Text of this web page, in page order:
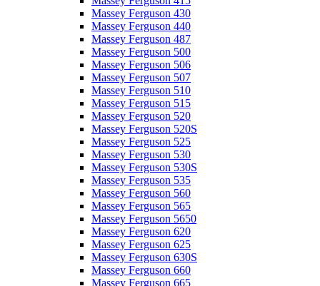
Massey Ferguson 430
Massey Ferguson 440
Massey Ferguson 487
Massey Ferguson 500
Massey Ferguson 506
Massey Ferguson 507
Massey Ferguson 510
Massey Ferguson 515
Massey Ferguson 520
Massey Ferguson 520S
Massey Ferguson 525
Massey Ferguson 530
Massey Ferguson 530S
Massey Ferguson 535
Massey Ferguson 560
Massey Ferguson 565
Massey Ferguson 5650
Massey Ferguson 620
Massey Ferguson 625
Massey Ferguson 630S
Massey Ferguson 660
Massey Ferguson 665